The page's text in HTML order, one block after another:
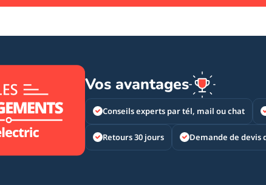
Vos avantages
Conseils experts par tél, mail ou chat
Retours 30 jours Demande de devis